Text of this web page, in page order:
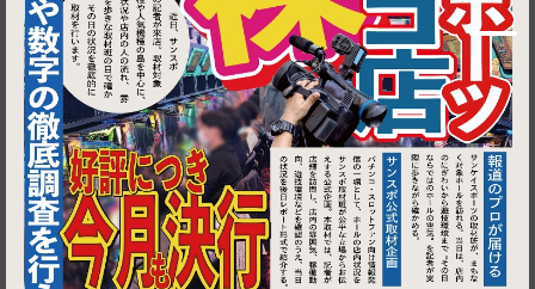
1
稲毛長沼│Dining BAGOOS